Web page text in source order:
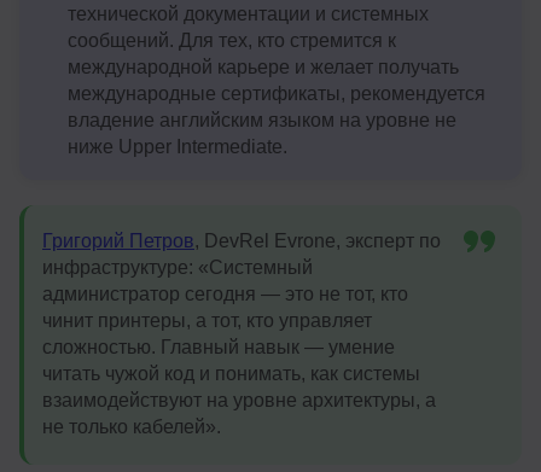
технической документации и системных
сообщений. Для тех, кто стремится к
международной карьере и желает получать
международные сертификаты, рекомендуется
владение английским языком на уровне не
ниже Upper Intermediate.
Григорий Петров, DevRel Evrone, эксперт по
инфраструктуре: «Системный
администратор сегодня — это не тот, кто
чинит принтеры, а тот, кто управляет
сложностью. Главный навык — умение
читать чужой код и понимать, как системы
взаимодействуют на уровне архитектуры, а
не только кабелей».